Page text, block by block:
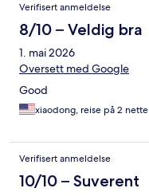
Verifisert anmeldelse
8/10 – Veldig bra
1. mai 2026
Oversett med Google
Good
xiaodong, reise på 2
Verifisert anmeldelse
10/10 – Suverent